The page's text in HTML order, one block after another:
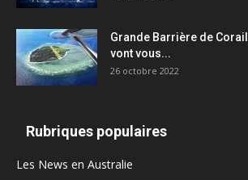
Grande Barrière de
vont vous...
26 octobre 2022
Rubriques populaires
Les News en Australie